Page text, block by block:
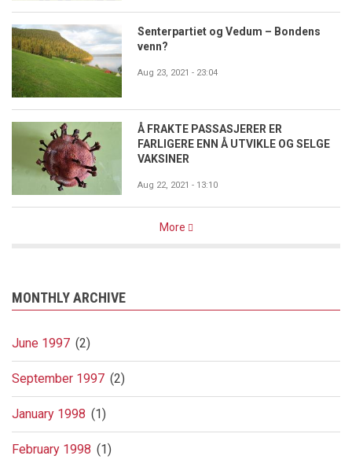
Senterpartiet og Vedum – Bondens
venn?
Aug 23, 2021 - 23:04
Å FRAKTE PASSASJERER ER
FARLIGERE ENN Å UTVIKLE OG SELGE
VAKSINER
Aug 22, 2021 - 13:10
More
MONTHLY ARCHIVE
June 1997 (2)
September 1997 (2)
January 1998 (1)
February 1998 (1)